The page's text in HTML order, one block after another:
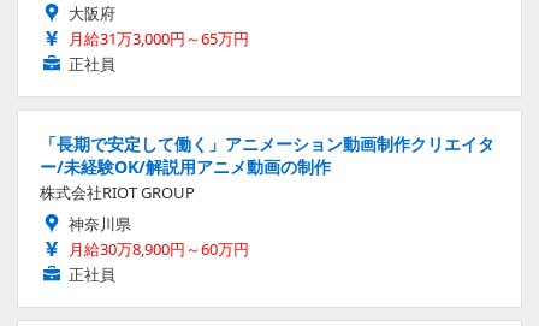
大阪府
月給31万3,000円～65万円
正社員
「長期で安定して働く」アニメーション動画制作クリエイタ
ー/未経験OK/解説用アニメ動画の制作
株式会社RIOT GROUP
神奈川県
月給30万8,900円～60万円
正社員